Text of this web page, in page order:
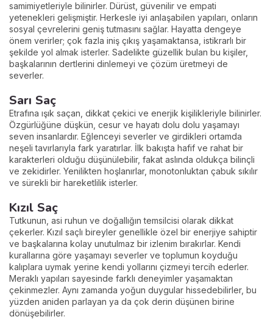
samimiyetleriyle bilinirler. Dürüst, güvenilir ve empati
yetenekleri gelişmiştir. Herkesle iyi anlaşabilen yapıları, onların
sosyal çevrelerini geniş tutmasını sağlar. Hayatta dengeye
önem verirler; çok fazla iniş çıkış yaşamaktansa, istikrarlı bir
şekilde yol almak isterler. Sadelikte güzellik bulan bu kişiler,
başkalarının dertlerini dinlemeyi ve çözüm üretmeyi de
severler.
Sarı Saç
Etrafına ışık saçan, dikkat çekici ve enerjik kişilikleriyle bilinirler.
Özgürlüğüne düşkün, cesur ve hayatı dolu dolu yaşamayı
seven insanlardır. Eğlenceyi severler ve girdikleri ortamda
neşeli tavırlarıyla fark yaratırlar. İlk bakışta hafif ve rahat bir
karakterleri olduğu düşünülebilir, fakat aslında oldukça bilinçli
ve zekidirler. Yenilikten hoşlanırlar, monotonluktan çabuk sıkılır
ve sürekli bir hareketlilik isterler.
Kızıl Saç
Tutkunun, asi ruhun ve doğallığın temsilcisi olarak dikkat
çekerler. Kızıl saçlı bireyler genellikle özel bir enerjiye sahiptir
ve başkalarına kolay unutulmaz bir izlenim bırakırlar. Kendi
kurallarına göre yaşamayı severler ve toplumun koyduğu
kalıplara uymak yerine kendi yollarını çizmeyi tercih ederler.
Meraklı yapıları sayesinde farklı deneyimler yaşamaktan
çekinmezler. Aynı zamanda yoğun duygular hissedebilirler, bu
yüzden aniden parlayan ya da çok derin düşünen birine
dönüşebilirler.